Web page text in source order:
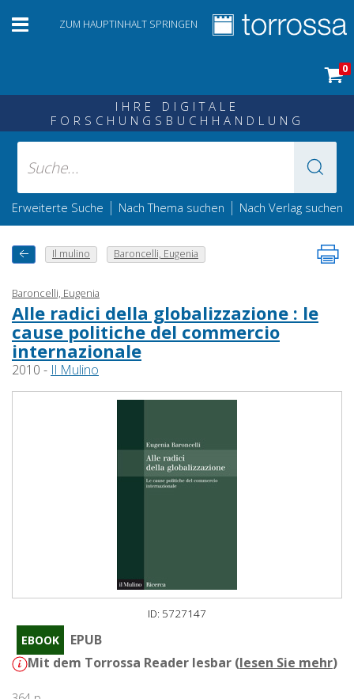
ZUM HAUPTINHALT SPRINGEN
0
IHRE DIGITALE
FORSCHUNGSBUCHHANDLUNG
Erweiterte Suche | Nach Thema suchen | Nach Verlag suchen
Il mulino Baroncelli, Eugenia
Baroncelli, Eugenia
Alle radici della globalizzazione : le
cause politiche del commercio
internazionale
2010 - Il Mulino
ID: 5727147
EBOOK
EPUB
Mit dem Torrossa Reader lesbar (lesen Sie mehr)